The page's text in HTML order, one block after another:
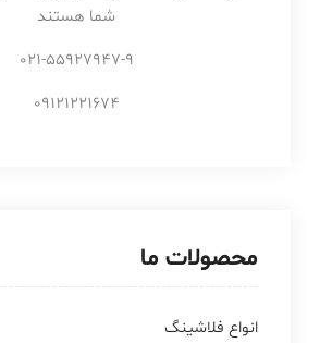
شما هستند
021-55927947-9
09121221674
محصولات ما
انواع فلاشینگ